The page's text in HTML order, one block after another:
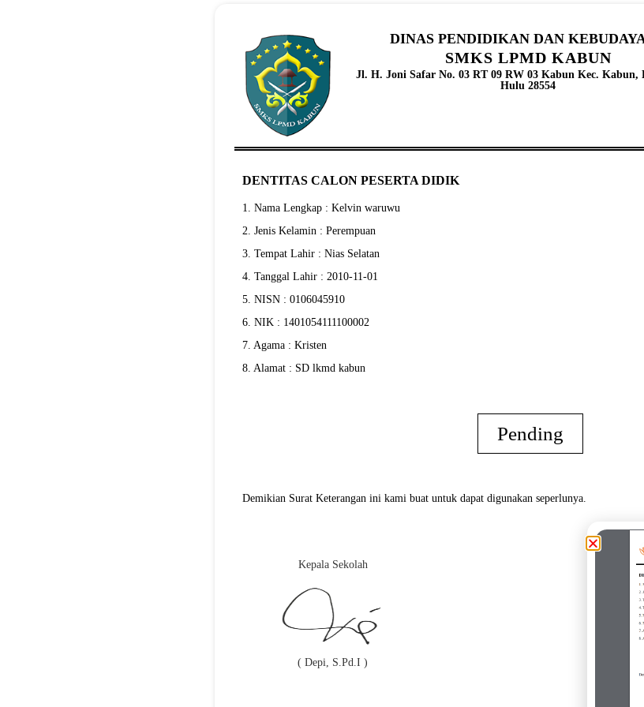
DINAS PENDIDIKAN DAN
SMKS LPMD KABUN
Jl. H. Joni Safar No. 03 RT 09 RW 03 Kabun Kec. Kabun,
Hulu 28554
DENTITAS CALON PESERTA DIDIK
1. Nama Lengkap : Kelvin waruwu
2. Jenis Kelamin : Perempuan
3. Tempat Lahir : Nias Selatan
4. Tanggal Lahir : 2010-11-01
5. NISN : 0106045910
6. NIK : 1401054111100002
7. Agama : Kristen
8. Alamat : SD lkmd kabun
Pending
Demikian Surat Keterangan ini kami buat untuk dapat digunakan seperlunya.
Kepala Sekolah
( Depi, S.Pd.I )